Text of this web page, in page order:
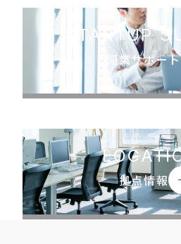
STARTUP
開業サポート
拠点情報